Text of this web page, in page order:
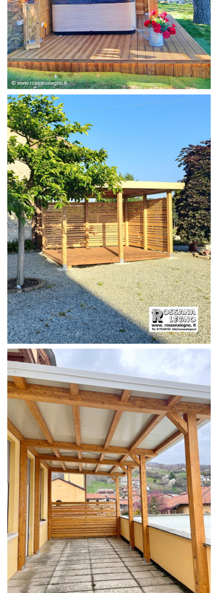
STRUTTURA ABETE LAMELLARE, RIVESTIMENTO IN
LARICE,
PERGOLA CON PAVIMENTO E FRANGIVISTA